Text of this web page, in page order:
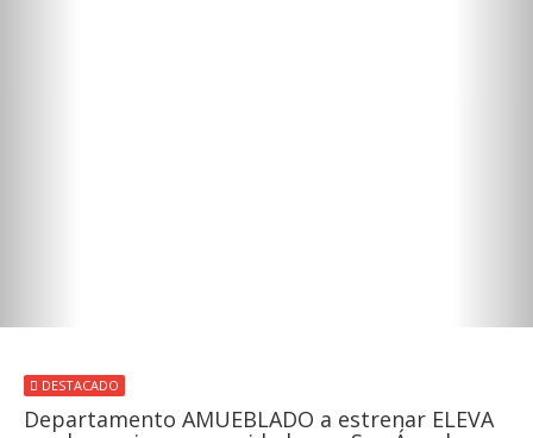
DESTACADO
Departamento AMUEBLADO a estrenar ELEVA